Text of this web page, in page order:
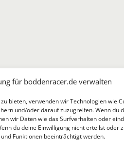
für boddenracer.de verwalten
bieten, verwenden wir Technologien wie
und/oder darauf zuzugreifen. Wenn du
wir Daten wie das Surfverhalten oder
du deine Einwilligung nicht erteilst oder
Funktionen beeinträchtigt werden.